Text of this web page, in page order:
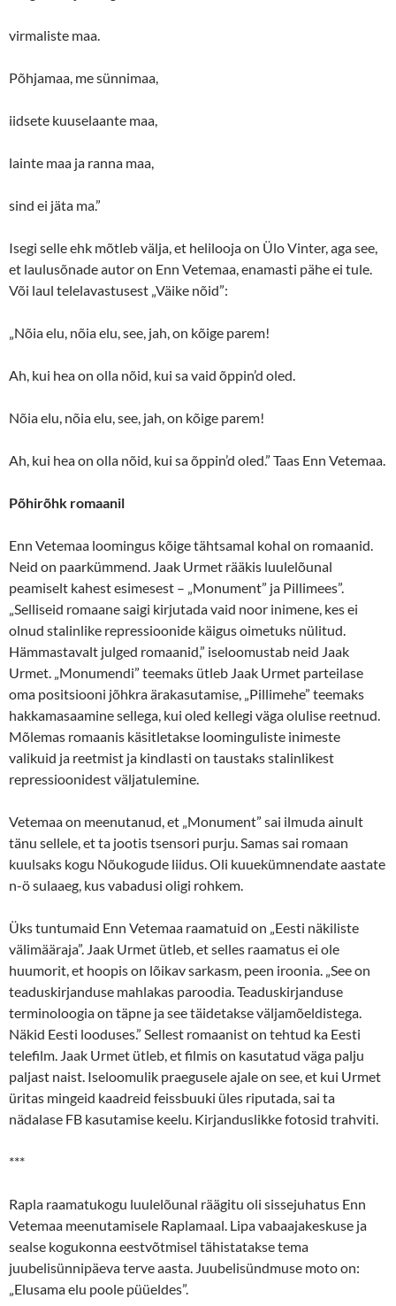
virmaliste maa.
Põhjamaa, me sünnimaa,
iidsete kuuselaante maa,
lainte maa ja ranna maa,
sind ei jäta ma.”
Isegi selle ehk mõtleb välja, et helilooja on Ülo Vinter, aga see,
et laulusõnade autor on Enn Vetemaa, enamasti pähe ei tule.
Või laul telelavastusest „Väike nõid”:
„Nõia elu, nõia elu, see, jah, on kõige parem!
Ah, kui hea on olla nõid, kui sa vaid õppin’d oled.
Nõia elu, nõia elu, see, jah, on kõige parem!
Ah, kui hea on olla nõid, kui sa õppin’d oled.” Taas Enn Vetemaa.
Põhirõhk romaanil
Enn Vetemaa loomingus kõige tähtsamal kohal on romaanid.
Neid on paarkümmend. Jaak Urmet rääkis luulelõunal
peamiselt kahest esimesest – „Monument” ja Pillimees”.
„Selliseid romaane saigi kirjutada vaid noor inimene, kes ei
olnud stalinlike repressioonide käigus oimetuks nülitud.
Hämmastavalt julged romaanid,” iseloomustab neid Jaak
Urmet. „Monumendi” teemaks ütleb Jaak Urmet parteilase
oma positsiooni jõhkra ärakasutamise, „Pillimehe” teemaks
hakkamasaamine sellega, kui oled kellegi väga olulise reetnud.
Mõlemas romaanis käsitletakse loominguliste inimeste
valikuid ja reetmist ja kindlasti on taustaks stalinlikest
repressioonidest väljatulemine.
Vetemaa on meenutanud, et „Monument” sai ilmuda ainult
tänu sellele, et ta jootis tsensori purju. Samas sai romaan
kuulsaks kogu Nõukogude liidus. Oli kuuekümnendate aastate
n-ö sulaaeg, kus vabadusi oligi rohkem.
Üks tuntumaid Enn Vetemaa raamatuid on „Eesti näkiliste
välimääraja”. Jaak Urmet ütleb, et selles raamatus ei ole
huumorit, et hoopis on lõikav sarkasm, peen iroonia. „See on
teaduskirjanduse mahlakas paroodia. Teaduskirjanduse
terminoloogia on täpne ja see täidetakse väljamõeldistega.
Näkid Eesti looduses.” Sellest romaanist on tehtud ka Eesti
telefilm. Jaak Urmet ütleb, et filmis on kasutatud väga palju
paljast naist. Iseloomulik praegusele ajale on see, et kui Urmet
üritas mingeid kaadreid feissbuuki üles riputada, sai ta
nädalase FB kasutamise keelu. Kirjanduslikke fotosid trahviti.
***
Rapla raamatukogu luulelõunal räägitu oli sissejuhatus Enn
Vetemaa meenutamisele Raplamaal. Lipa vabaajakeskuse ja
sealse kogukonna eestvõtmisel tähistatakse tema
juubelisünnipäeva terve aasta. Juubelisündmuse moto on:
„Elusama elu poole püüeldes”.